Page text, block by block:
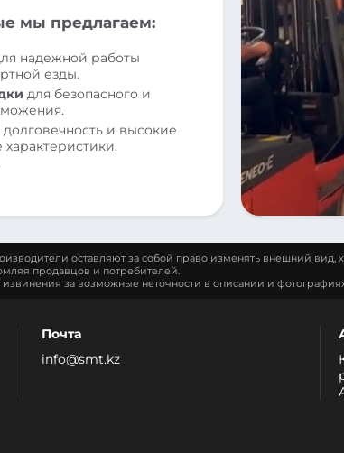
мы предлагаем:
надежной работы
езды.
для безопасного и
долговечность и высокие
оставляют за собой право изменять внешний вид,
продавцов и потребителей.
за возможные неточности в описании и фотографиях
Почта
info@smt.kz